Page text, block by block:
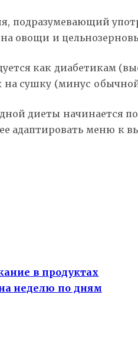
овощи и
как диабетикам
сушку (минус
диеты начинается
адаптировать меню
в продуктах
неделю по дням